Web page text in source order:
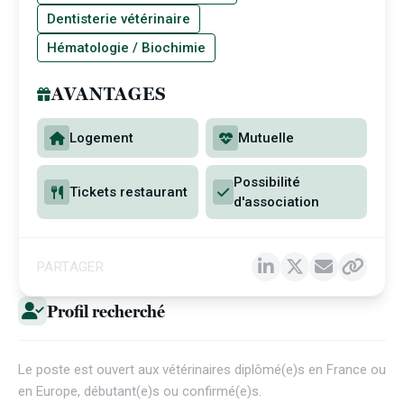
Profil recherché
Le poste est ouvert aux vétérinaires diplômé(e)s en France ou
en Europe, débutant(e)s ou confirmé(e)s.
Dentisterie vétérinaire
Hématologie / Biochimie
AVANTAGES
Logement Mutuelle
Tickets restaurant
Possibilité
d'association
PARTAGER